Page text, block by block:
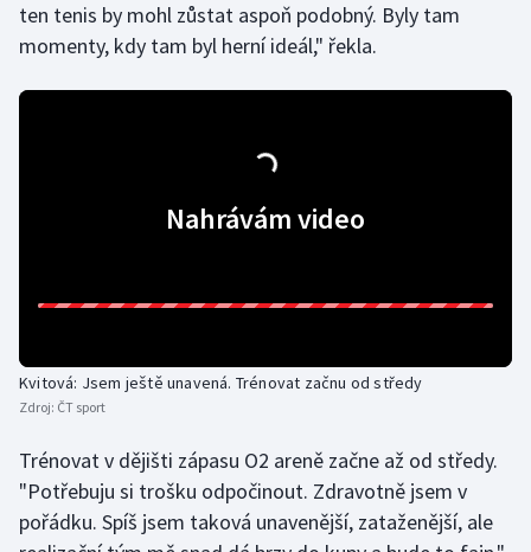
Olympijské hry
Plážový volejbal
Rychlostní kanoistika
Short track
Sportovní střelba
ten tenis by mohl zůstat aspoň podobný. Byly tam
momenty, kdy tam byl herní ideál," řekla.
Nahrávám video
Kvitová: Jsem ještě unavená. Trénovat začnu od středy
Zdroj: ČT sport
Trénovat v dějišti zápasu O2 areně začne až od středy.
"Potřebuju si trošku odpočinout. Zdravotně jsem v
pořádku. Spíš jsem taková unavenější, zataženější, ale